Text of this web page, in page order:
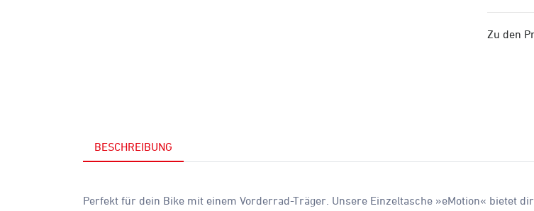
Zu den
BESCHREIBUNG
Perfekt für dein Bike mit einem Vorderrad-Träger. Unsere Einzeltasche »eMotion« bietet